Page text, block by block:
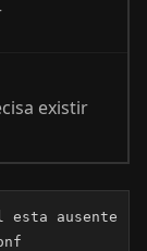
existir
esta ausente